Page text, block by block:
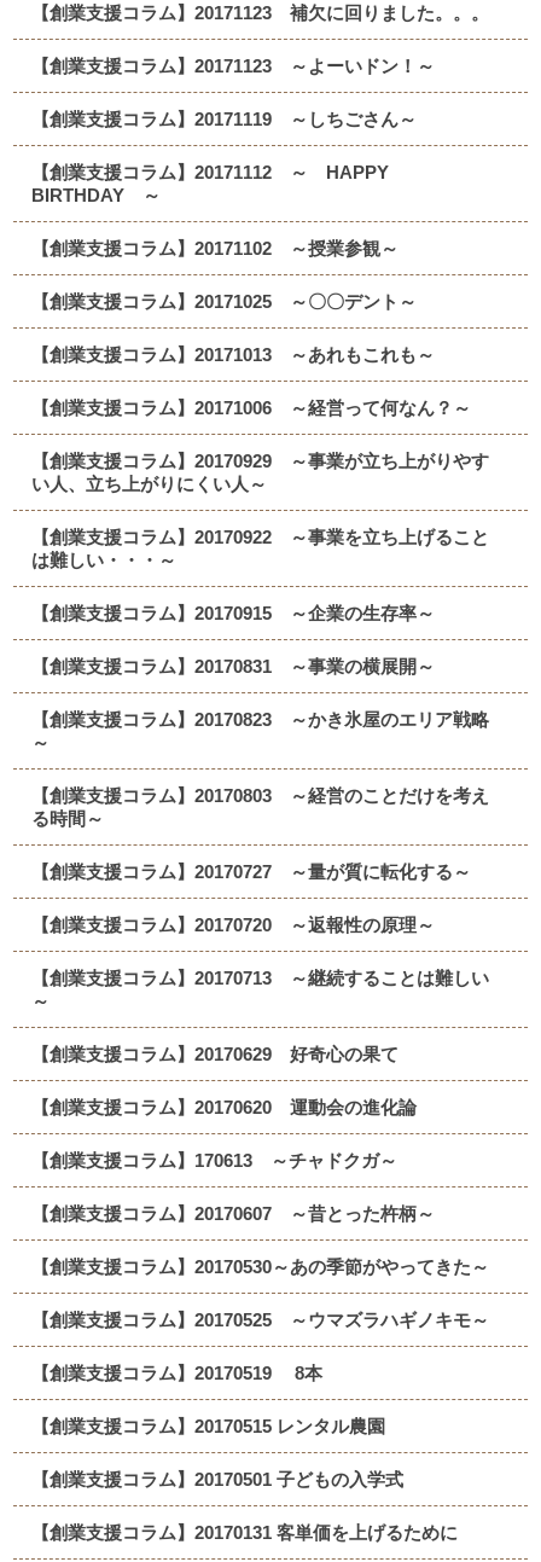
【創業支援コラム】20171123 補欠に回りました。。。
【創業支援コラム】20171123 ～よーいドン！～
【創業支援コラム】20171119 ～しちごさん～
【創業支援コラム】20171112 ～ HAPPY
BIRTHDAY ～
【創業支援コラム】20171102 ～授業参観～
【創業支援コラム】20171025 ～〇〇デント～
【創業支援コラム】20171013 ～あれもこれも～
【創業支援コラム】20171006 ～経営って何なん？～
【創業支援コラム】20170929 ～事業が立ち上がりやす
い人、立ち上がりにくい人～
【創業支援コラム】20170922 ～事業を立ち上げること
は難しい・・・～
【創業支援コラム】20170915 ～企業の生存率～
【創業支援コラム】20170831 ～事業の横展開～
【創業支援コラム】20170823 ～かき氷屋のエリア戦略
～
【創業支援コラム】20170803 ～経営のことだけを考え
る時間～
【創業支援コラム】20170727 ～量が質に転化する～
【創業支援コラム】20170720 ～返報性の原理～
【創業支援コラム】20170713 ～継続することは難しい
～
【創業支援コラム】20170629 好奇心の果て
【創業支援コラム】20170620 運動会の進化論
【創業支援コラム】170613 ～チャドクガ～
【創業支援コラム】20170607 ～昔とった杵柄～
【創業支援コラム】20170530～あの季節がやってきた～
【創業支援コラム】20170525 ～ウマズラハギノキモ～
【創業支援コラム】20170519 8本
【創業支援コラム】20170515 レンタル農園
【創業支援コラム】20170501 子どもの入学式
【創業支援コラム】20170131 客単価を上げるために